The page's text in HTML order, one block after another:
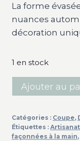
La forme
nuances
décoration
1 en stock
quantité
de
en
grès
Ajouter au
Catégories : Coupe,
Étiquettes :
façonnées à la main,